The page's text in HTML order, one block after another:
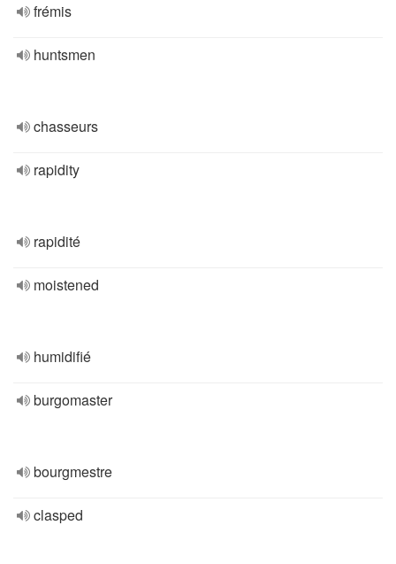
frémis
huntsmen
chasseurs
rapidity
rapidité
moistened
humidifié
burgomaster
bourgmestre
clasped